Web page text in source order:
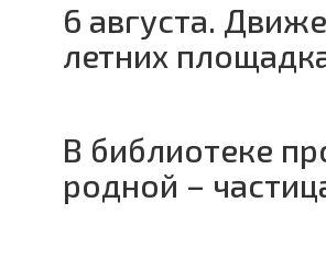
6 августа.
летних
В библиотеке
родной –